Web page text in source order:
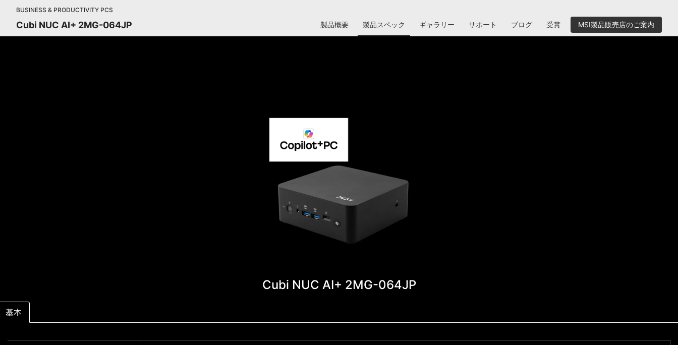
BUSINESS & PRODUCTIVITY PCS
Cubi NUC AI+ 2MG-064JP 製品概要 製品スペック ギャラリー サポート ブログ 受賞 MSI製品販売店のご案内
Cubi NUC AI+ 2MG-064JP
基本